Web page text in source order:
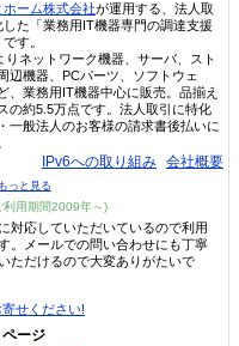
ホーム株式会社が運用する、法人取
した「業務用IT機器専門の調達支援
す。
りネットワーク機器、サーバ、スト
辺機器、PCパーツ、ソフトウェ
、業務用IT機器中心に販売。品揃え
の約5.5万点です。法人取引に特化
一般法人のお客様の請求書後払いに
IPv6への取り組み 会社概要
もっと見る
利用期間2009年～)
対応していただいているので利用
。メールでの問い合わせにも丁寧
ただけるので大変ありがたいで
せください!
ージ